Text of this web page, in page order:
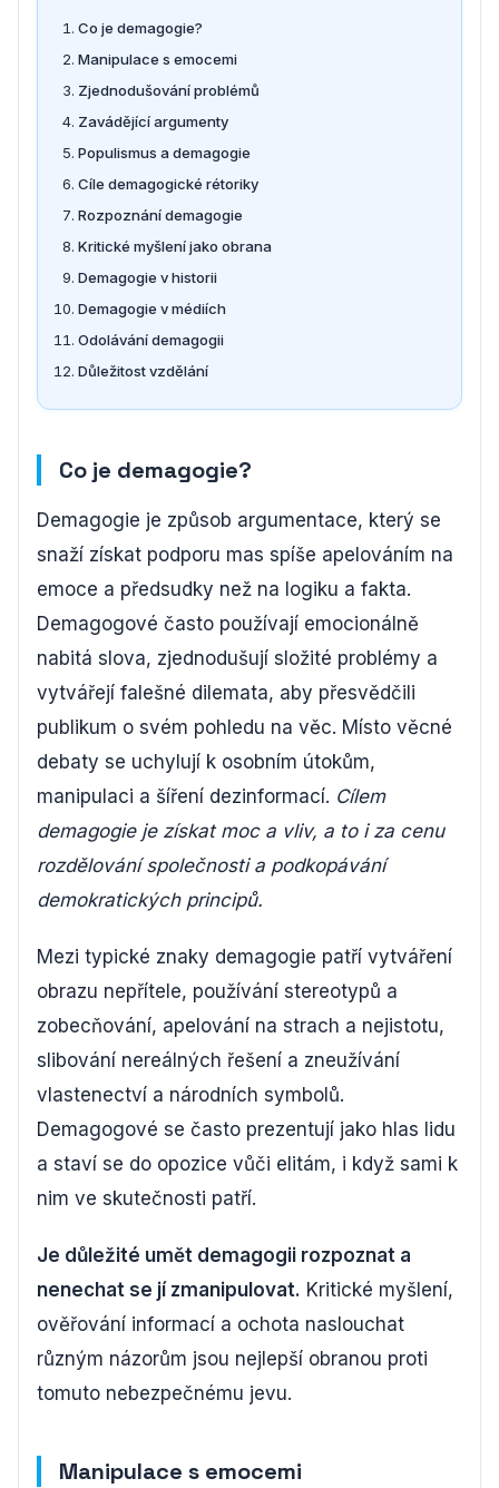
Co je demagogie?
Manipulace s emocemi
Zjednodušování problémů
Zavádějící argumenty
Populismus a demagogie
Cíle demagogické rétoriky
Rozpoznání demagogie
Kritické myšlení jako obrana
Demagogie v historii
Demagogie v médiích
Odolávání demagogii
Důležitost vzdělání
Co je demagogie?
Demagogie je způsob argumentace, který se
snaží získat podporu mas spíše apelováním na
emoce a předsudky než na logiku a fakta.
Demagogové často používají emocionálně
nabitá slova, zjednodušují složité problémy a
vytvářejí falešné dilemata, aby přesvědčili
publikum o svém pohledu na věc. Místo věcné
debaty se uchylují k osobním útokům,
manipulaci a šíření dezinformací. Cílem
demagogie je získat moc a vliv, a to i za cenu
rozdělování společnosti a podkopávání
demokratických principů.
Mezi typické znaky demagogie patří vytváření
obrazu nepřítele, používání stereotypů a
zobecňování, apelování na strach a nejistotu,
slibování nereálných řešení a zneužívání
vlastenectví a národních symbolů.
Demagogové se často prezentují jako hlas lidu
a staví se do opozice vůči elitám, i když sami k
nim ve skutečnosti patří.
Je důležité umět demagogii rozpoznat a
nenechat se jí zmanipulovat. Kritické myšlení,
ověřování informací a ochota naslouchat
různým názorům jsou nejlepší obranou proti
tomuto nebezpečnému jevu.
Manipulace s emocemi